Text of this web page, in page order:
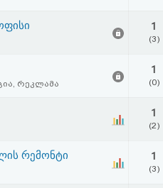
1
(3)
რეკლამა
1
(0)
1
(2)
რემონტი 1
(3)